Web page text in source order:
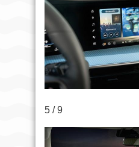
5 / 9